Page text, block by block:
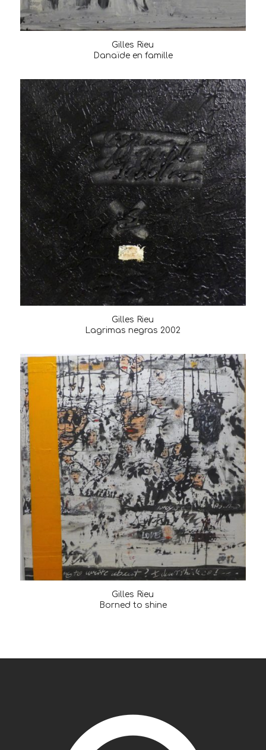
Gilles Rieu
Danaïde en famille
Gilles Rieu
Lagrimas negras 2002
Gilles Rieu
Borned to shine